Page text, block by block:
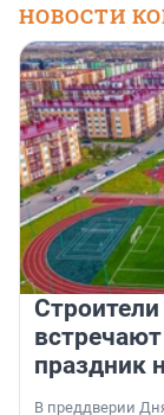
НОВОСТИ
праздник
В преддверии